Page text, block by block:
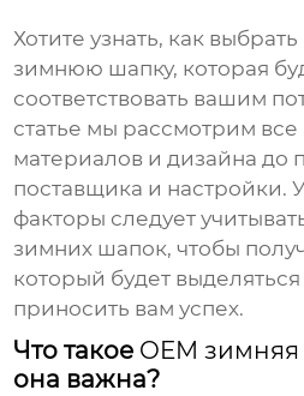
Хотите узнать, как
зимнюю шапку, которая
соответствовать вашим
статье мы рассмотрим все
материалов и дизайна до
поставщика и настройки.
факторы следует
зимних шапок, чтобы
который будет
приносить вам успех.
Что такое OEM
она важна?